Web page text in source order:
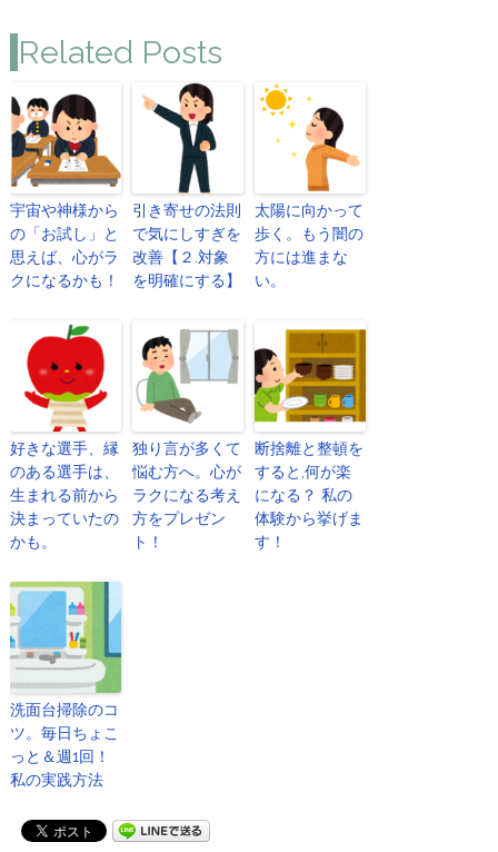
Related Posts
宇宙や神様から
の「お試し」と
思えば、心がラ
クになるかも！
引き寄せの法則
で気にしすぎを
改善【２.対象
を明確にする】
太陽に向かって
歩く。もう闇の
方には進まな
い。
好きな選手、縁
のある選手は、
生まれる前から
決まっていたの
かも。
独り言が多くて
悩む方へ。心が
ラクになる考え
方をプレゼン
ト！
断捨離と整頓を
すると,何が楽
になる？ 私の
体験から挙げま
す！
洗面台掃除のコ
ツ。毎日ちょこ
っと＆週1回！
私の実践方法